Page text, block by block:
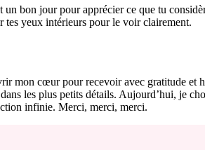
bon jour pour apprécier ce que tu
tes yeux intérieurs pour le voir clairement.
mon cœur pour recevoir avec gratitude et
les plus petits détails. Aujourd’hui, je
infinie. Merci, merci, merci.